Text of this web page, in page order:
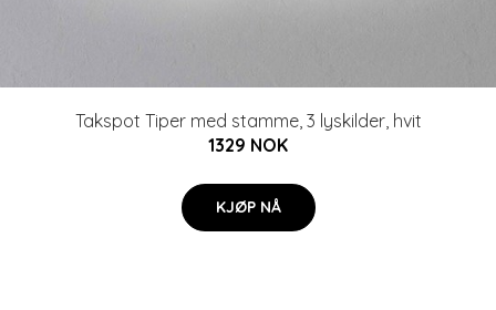
Takspot Tiper med stamme, 3 lyskilder, hvit
1329 NOK
KJØP NÅ